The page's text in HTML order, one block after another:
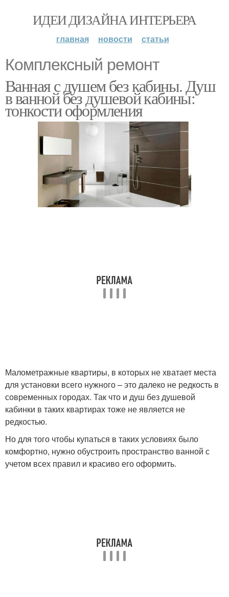
ИДЕИ ДИЗАЙНА ИНТЕРЬЕРА
главная новости статьи
Комплексный ремонт
Ванная с душем без кабины. Душ
в ванной без душевой кабины:
тонкости оформления
Малометражные квартиры, в которых не хватает места
для установки всего нужного – это далеко не редкость в
современных городах. Так что и душ без душевой
кабинки в таких квартирах тоже не является не
редкостью.
Но для того чтобы купаться в таких условиях было
комфортно, нужно обустроить пространство ванной с
учетом всех правил и красиво его оформить.